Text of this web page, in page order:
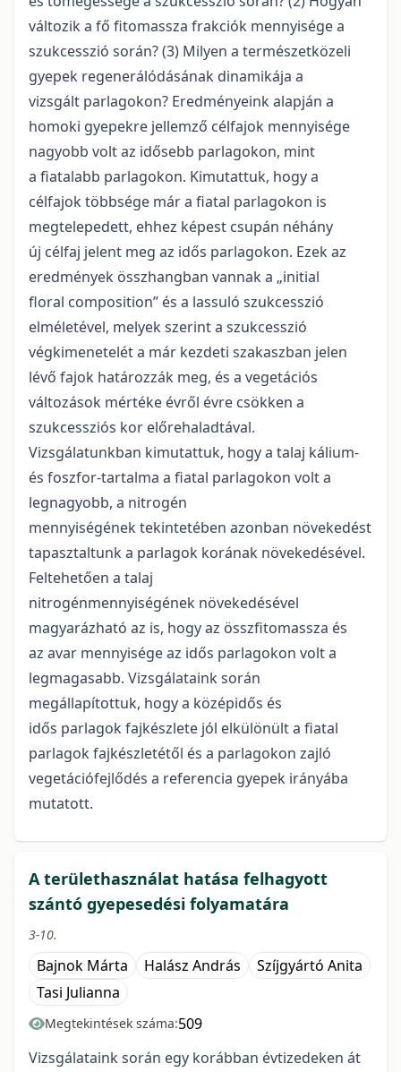
változik a fő fitomassza frakciók mennyisége a
szukcesszió során? (3) Milyen a természetközeli
gyepek regenerálódásának dinamikája a
vizsgált parlagokon? Eredményeink alapján a
homoki gyepekre jellemző célfajok mennyisége
nagyobb volt az idősebb parlagokon, mint
a fiatalabb parlagokon. Kimutattuk, hogy a
célfajok többsége már a fiatal parlagokon is
megtelepedett, ehhez képest csupán néhány
új célfaj jelent meg az idős parlagokon. Ezek az
eredmények összhangban vannak a „initial
floral composition” és a lassuló szukcesszió
elméletével, melyek szerint a szukcesszió
végkimenetelét a már kezdeti szakaszban jelen
lévő fajok határozzák meg, és a vegetációs
változások mértéke évről évre csökken a
szukcessziós kor előrehaladtával.
Vizsgálatunkban kimutattuk, hogy a talaj kálium-
és foszfor-tartalma a fiatal parlagokon volt a
legnagyobb, a nitrogén
mennyiségének tekintetében azonban növekedést
tapasztaltunk a parlagok korának növekedésével.
Feltehetően a talaj
nitrogénmennyiségének növekedésével
magyarázható az is, hogy az összfitomassza és
az avar mennyisége az idős parlagokon volt a
legmagasabb. Vizsgálataink során
megállapítottuk, hogy a középidős és
idős parlagok fajkészlete jól elkülönült a fiatal
parlagok fajkészletétől és a parlagokon zajló
vegetációfejlődés a referencia gyepek irányába
mutatott.
A területhasználat hatása felhagyott
szántó gyepesedési folyamatára
3-10.
Bajnok Márta Halász András
Szíjgyártó Anita
Tasi Julianna
Megtekintések száma:509
Vizsgálataink során egy korábban évtizedeken át